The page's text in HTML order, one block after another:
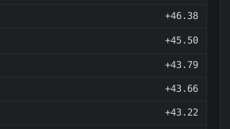
+46.38
+45.50
+43.79
+43.66
+43.22